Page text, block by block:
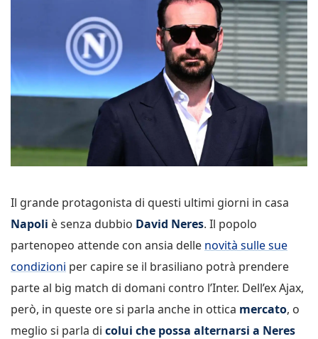
Il grande protagonista di questi ultimi giorni in casa
Napoli è senza dubbio David Neres. Il popolo
partenopeo attende con ansia delle novità sulle sue
condizioni per capire se il brasiliano potrà prendere
parte al big match di domani contro l’Inter. Dell’ex Ajax,
però, in queste ore si parla anche in ottica mercato, o
meglio si parla di colui che possa alternarsi a Neres